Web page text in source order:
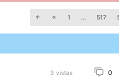
1 … 517
3 vistas 0